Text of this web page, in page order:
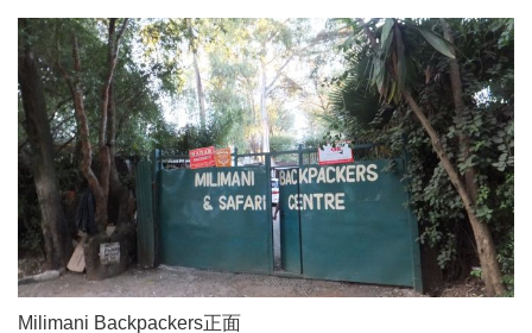
Milimani Backpackers正面